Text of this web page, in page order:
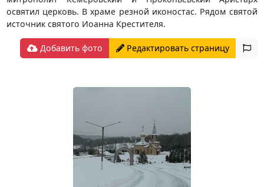
освятил церковь. В храме резной иконостас. Рядом святой
источник святого Иоанна Крестителя.
Добавить фото Редактировать страницу